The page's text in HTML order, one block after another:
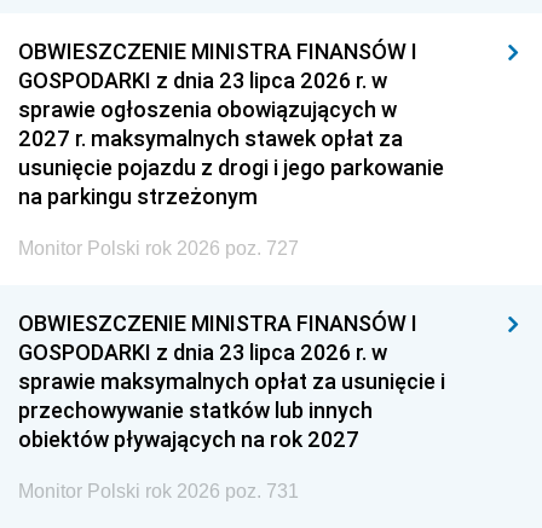
OBWIESZCZENIE MINISTRA FINANSÓW I
GOSPODARKI z dnia 23 lipca 2026 r. w
sprawie ogłoszenia obowiązujących w
2027 r. maksymalnych stawek opłat za
usunięcie pojazdu z drogi i jego parkowanie
na parkingu strzeżonym
Monitor Polski rok 2026 poz. 727
OBWIESZCZENIE MINISTRA FINANSÓW I
GOSPODARKI z dnia 23 lipca 2026 r. w
sprawie maksymalnych opłat za usunięcie i
przechowywanie statków lub innych
obiektów pływających na rok 2027
Monitor Polski rok 2026 poz. 731